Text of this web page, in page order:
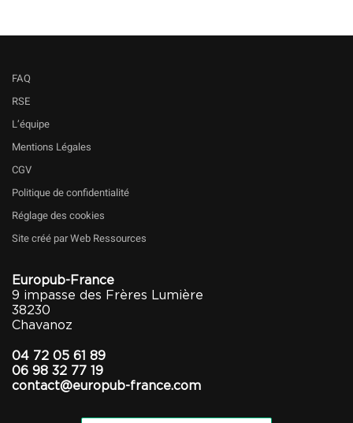
FAQ
RSE
L’équipe
Mentions Légales
CGV
Politique de confidentialité
Réglage des cookies
Site créé par Web Ressources
Europub-France
9 impasse des Frères Lumière
38230
Chavanoz
04 72 05 61 89
06 98 32 77 19
contact@europub-france.com